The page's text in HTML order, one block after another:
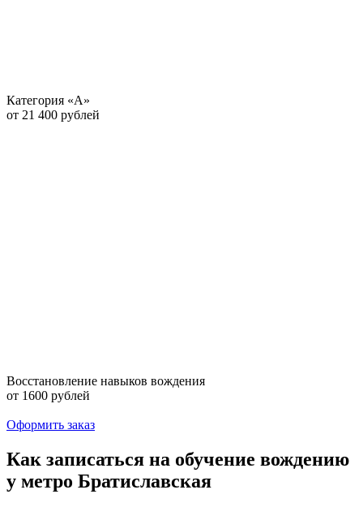
Категория «А»
от 21 400 рублей
Восстановление навыков вождения
от 1600 рублей
Оформить заказ
Как записаться на обучение вождению
у метро Братиславская